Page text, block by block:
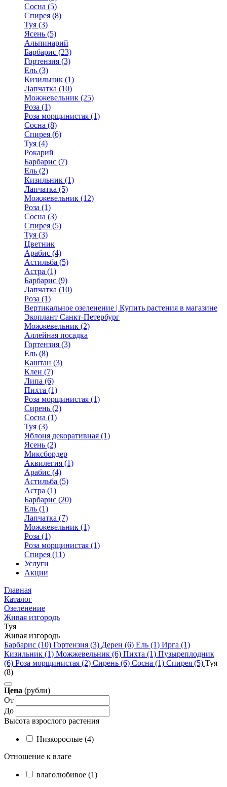
Сосна (5)
Спирея (8)
Туя (3)
Ясень (5)
Альпинарий
Барбарис (23)
Гортензия (3)
Ель (3)
Кизильник (1)
Лапчатка (10)
Можжевельник (25)
Роза (1)
Роза морщинистая (1)
Сосна (8)
Спирея (6)
Туя (4)
Рокарий
Барбарис (7)
Ель (2)
Кизильник (1)
Лапчатка (5)
Можжевельник (12)
Роза (1)
Сосна (3)
Спирея (5)
Туя (3)
Цветник
Арабис (4)
Астильба (5)
Астра (1)
Барбарис (9)
Лапчатка (10)
Роза (1)
Вертикальное озеленение | Купить растения в магазине
Экоплант Санкт-Петербург
Можжевельник (2)
Аллейная посадка
Гортензия (3)
Ель (8)
Каштан (3)
Клен (7)
Липа (6)
Пихта (1)
Роза морщинистая (1)
Сирень (2)
Сосна (1)
Туя (3)
Яблоня декоративная (1)
Ясень (2)
Миксбордер
Аквилегия (1)
Арабис (4)
Астильба (5)
Астра (1)
Барбарис (20)
Ель (1)
Лапчатка (7)
Можжевельник (1)
Роза (1)
Роза морщинистая (1)
Спирея (11)
Услуги
Акции
Главная
Каталог
Озеленение
Живая изгородь
Туя
Живая изгородь
Барбарис (10) Гортензия (3) Дерен (6) Ель (1) Ирга (1)
Кизильник (1) Можжевельник (6) Пихта (1) Пузыреплодник
(6) Роза морщинистая (2) Сирень (6) Сосна (1) Спирея (5) Туя
(8)
Цена (рубли)
От
До
Высота взрослого растения
Низкорослые (4)
Отношение к влаге
влаголюбивое (1)